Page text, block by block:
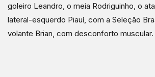
goleiro Leandro, o meia Rodriguinho, o
lateral-esquerdo Piauí, com a Seleção
volante Brian, com desconforto muscular.